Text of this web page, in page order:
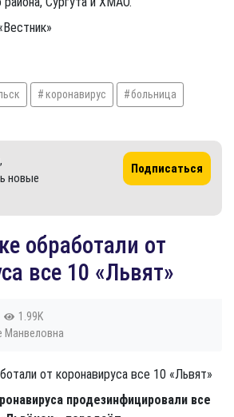
коронавирус больница
новые
Подписаться
обработали от
все 10 «Львят»
1.99K
Манвеловна
продезинфицировали все